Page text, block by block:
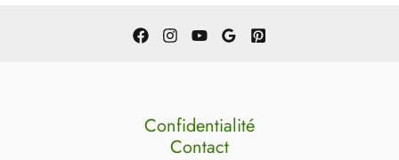
Confidentialité
Contact